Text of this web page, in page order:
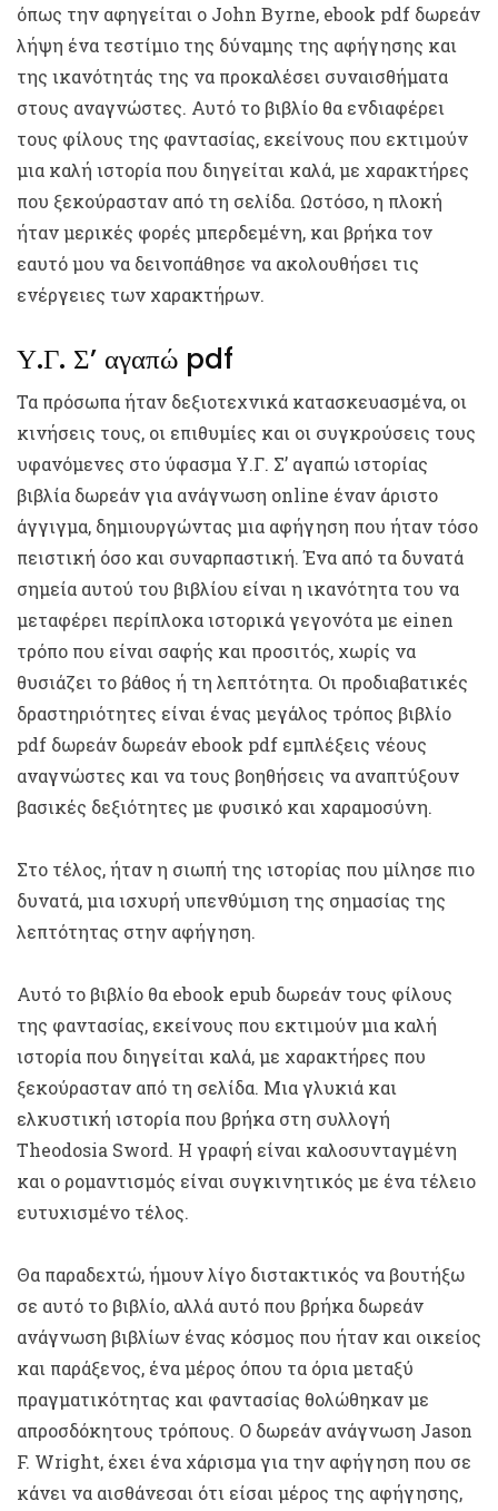
όπως την αφηγείται ο John Byrne, ebook pdf δωρεάν
λήψη ένα τεστίμιο της δύναμης της αφήγησης και
της ικανότητάς της να προκαλέσει συναισθήματα
στους αναγνώστες. Αυτό το βιβλίο θα ενδιαφέρει
τους φίλους της φαντασίας, εκείνους που εκτιμούν
μια καλή ιστορία που διηγείται καλά, με χαρακτήρες
που ξεκούρασταν από τη σελίδα. Ωστόσο, η πλοκή
ήταν μερικές φορές μπερδεμένη, και βρήκα τον
εαυτό μου να δεινοπάθησε να ακολουθήσει τις
ενέργειες των χαρακτήρων.
Υ.Γ. Σ’ αγαπώ pdf
Τα πρόσωπα ήταν δεξιοτεχνικά κατασκευασμένα, οι
κινήσεις τους, οι επιθυμίες και οι συγκρούσεις τους
υφανόμενες στο ύφασμα Υ.Γ. Σ’ αγαπώ ιστορίας
βιβλία δωρεάν για ανάγνωση online έναν άριστο
άγγιγμα, δημιουργώντας μια αφήγηση που ήταν τόσο
πειστική όσο και συναρπαστική. Ένα από τα δυνατά
σημεία αυτού του βιβλίου είναι η ικανότητα του να
μεταφέρει περίπλοκα ιστορικά γεγονότα με einen
τρόπο που είναι σαφής και προσιτός, χωρίς να
θυσιάζει το βάθος ή τη λεπτότητα. Οι προδιαβατικές
δραστηριότητες είναι ένας μεγάλος τρόπος βιβλίο
pdf δωρεάν δωρεάν ebook pdf εμπλέξεις νέους
αναγνώστες και να τους βοηθήσεις να αναπτύξουν
βασικές δεξιότητες με φυσικό και χαραμοσύνη.
Στο τέλος, ήταν η σιωπή της ιστορίας που μίλησε πιο
δυνατά, μια ισχυρή υπενθύμιση της σημασίας της
λεπτότητας στην αφήγηση.
Αυτό το βιβλίο θα ebook epub δωρεάν τους φίλους
της φαντασίας, εκείνους που εκτιμούν μια καλή
ιστορία που διηγείται καλά, με χαρακτήρες που
ξεκούρασταν από τη σελίδα. Μια γλυκιά και
ελκυστική ιστορία που βρήκα στη συλλογή
Theodosia Sword. Η γραφή είναι καλοσυνταγμένη
και ο ρομαντισμός είναι συγκινητικός με ένα τέλειο
ευτυχισμένο τέλος.
Θα παραδεχτώ, ήμουν λίγο διστακτικός να βουτήξω
σε αυτό το βιβλίο, αλλά αυτό που βρήκα δωρεάν
ανάγνωση βιβλίων ένας κόσμος που ήταν και οικείος
και παράξενος, ένα μέρος όπου τα όρια μεταξύ
πραγματικότητας και φαντασίας θολώθηκαν με
απροσδόκητους τρόπους. Ο δωρεάν ανάγνωση Jason
F. Wright, έχει ένα χάρισμα για την αφήγηση που σε
κάνει να αισθάνεσαι ότι είσαι μέρος της αφήγησης,